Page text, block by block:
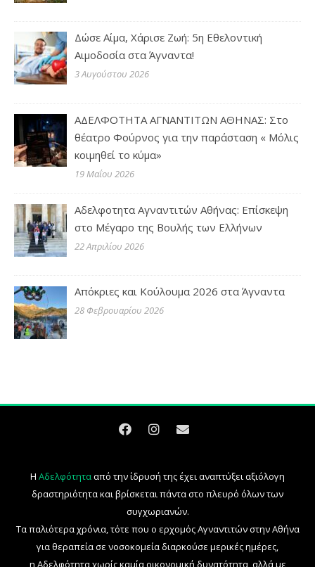
Δώσε Αίμα, Χάρισε Ζωή: 5η Εθελοντική
Αιμοδοσία στα Άγναντα!
3 Αυγούστου 2026
ΑΔΕΛΦΟΤΗΤΑ ΑΓΝΑΝΤΙΤΩΝ ΑΘΗΝΑΣ: Στο
θέατρο Φούρνος για την παράσταση « Μόλις
κοιμηθεί το κύμα»
19 Μαΐου 2026
Αδελφοτητα Αγναντιτών Αθήνας: Επίσκεψη
στο Μέγαρο της Βουλής των Ελλήνων
22 Απριλίου 2026
Απόκριες και Κούλουμα 2026 στα Άγναντα
28 Φεβρουαρίου 2026
Η Αδελφότητααπό την ίδρυσή της έχει αναπτύξει αξιόλογη
δραστηριότητα και βρίσκεται πάντα στο πλευρό όλων των
συγχωριανών.
Τα παλιότερα χρόνια, τότε που ο ερχομός Αγναντιτών στην Αθήνα
για θεραπεία σε νοσοκομεία διαρκούσε μερικές ημέρες,
η Αδελφότητα χωρίς καμία οικονομική δυνατότητα, αλλά με